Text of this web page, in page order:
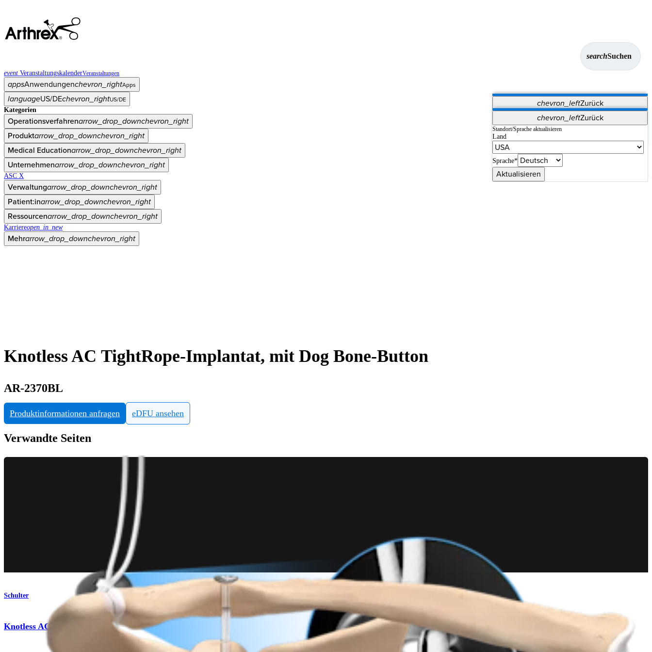
searchSuchen
event VeranstaltungskalenderVeranstaltungen
appsAnwendungenchevron_rightApps
chevron_leftZurück
Vet Systems OrthoPedia Patient
Supplier Portal
Synergy-Bildgebung und -Resektion
languageUS/DEchevron_rightUS/DE
chevron_leftZurück
Standort/Sprache aktualisieren
Land
Sprache*
Aktualisieren
Kategorien
Operationsverfahrenarrow_drop_downchevron_right
Produktarrow_drop_downchevron_right
Medical Educationarrow_drop_downchevron_right
Unternehmenarrow_drop_downchevron_right
ASC X
Verwaltungarrow_drop_downchevron_right
Patient:inarrow_drop_downchevron_right
Ressourcenarrow_drop_downchevron_right
Karriereopen_in_new
Mehrarrow_drop_downchevron_right
Knotless AC TightRope-Implantat, mit Dog Bone-Button
AR-2370BL
Produktinformationen anfragen eDFU ansehen
Verwandte Seiten
Schulter
Knotless AC TightRope